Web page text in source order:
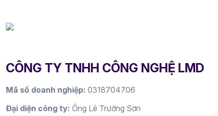
CÔNG TY TNHH CÔNG NGHỆ LMD
Mã số doanh nghiệp: 0318704706
Đại diện công ty: Ông Lê Trường Sơn